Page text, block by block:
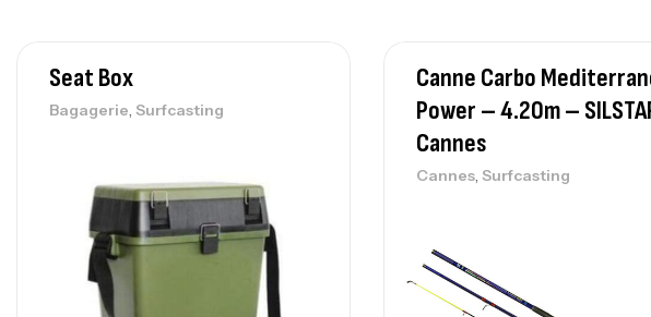
Seat Box
Bagagerie, Surfcasting
Canne Carbo
Power – 4.20m –
Cannes
Cannes, Surfcasting